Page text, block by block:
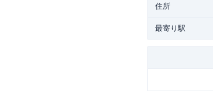
住所
最寄り駅